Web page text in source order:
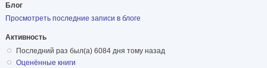
Блог
Просмотреть последние записи в блоге
Активность
Последний раз был(а) 6084 дня тому назад
Оценённые книги